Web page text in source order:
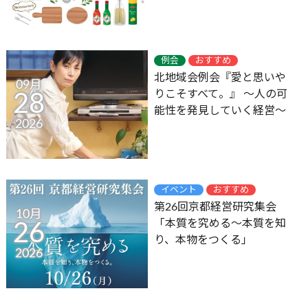
09月
28
2026
例会 おすすめ
北地域会例会『愛と思いや
りこそすべて。』 ～人の可
能性を発見していく経営～
10月
26
2026
イベント おすすめ
第26回京都経営研究集会
「本質を究める～本質を知
り、本物をつくる」